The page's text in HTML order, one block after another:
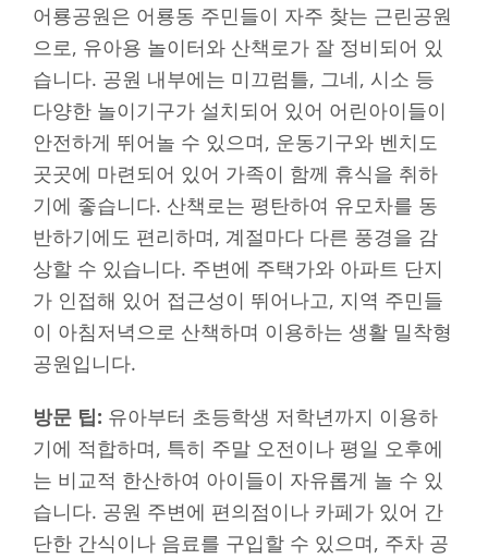
어룡공원은 어룡동 주민들이 자주 찾는 근린공원
으로, 유아용 놀이터와 산책로가 잘 정비되어 있
습니다. 공원 내부에는 미끄럼틀, 그네, 시소 등
다양한 놀이기구가 설치되어 있어 어린아이들이
안전하게 뛰어놀 수 있으며, 운동기구와 벤치도
곳곳에 마련되어 있어 가족이 함께 휴식을 취하
기에 좋습니다. 산책로는 평탄하여 유모차를 동
반하기에도 편리하며, 계절마다 다른 풍경을 감
상할 수 있습니다. 주변에 주택가와 아파트 단지
가 인접해 있어 접근성이 뛰어나고, 지역 주민들
이 아침저녁으로 산책하며 이용하는 생활 밀착형
공원입니다.
방문 팁: 유아부터 초등학생 저학년까지 이용하
기에 적합하며, 특히 주말 오전이나 평일 오후에
는 비교적 한산하여 아이들이 자유롭게 놀 수 있
습니다. 공원 주변에 편의점이나 카페가 있어 간
단한 간식이나 음료를 구입할 수 있으며, 주차 공